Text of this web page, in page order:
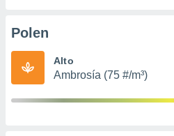
e
mediante
publicidad
Polen
Alto
Ambrosía (75 #/m³)